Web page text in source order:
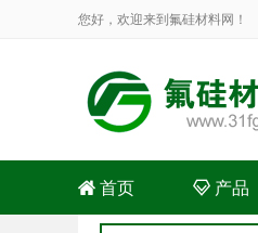
您好，欢迎来到氟硅材料网！
 首页 产品